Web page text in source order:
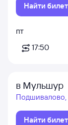
Найти
пт
17:50
в Мульшур
Подшивалово,
Найти